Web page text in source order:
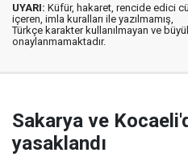
UYARI: Küfür, hakaret, rencide edici
içeren, imla kuralları ile yazılmamış,
Türkçe karakter kullanılmayan ve
onaylanmamaktadır.
Sakarya ve
yasaklandı